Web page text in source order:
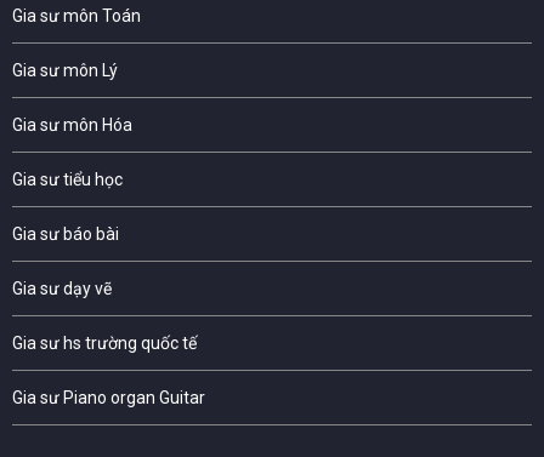
Gia sư môn Toán
Gia sư môn Lý
Gia sư môn Hóa
Gia sư tiểu học
Gia sư báo bài
Gia sư dạy vẽ
Gia sư hs trường quốc tế
Gia sư Piano organ Guitar